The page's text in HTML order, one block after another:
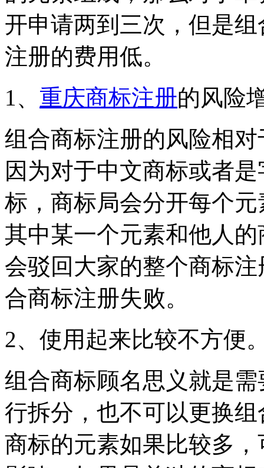
开申请两到三次，但是
注册的费用低。
1、 重庆商标注册的风险
组合商标注册的风险相
因为对于中文商标或者
标，商标局会分开每个
其中某一个元素和他人
会驳回大家的整个商标
合商标注册失败。
2、使用起来比较不方便
组合商标顾名思义就是
行拆分，也不可以更换
商标的元素如果比较多